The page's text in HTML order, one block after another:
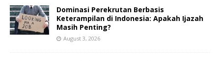
Dominasi Perekrutan Berbasis
Keterampilan di Indonesia: Apakah Ijazah
Masih Penting?
August 3, 2026